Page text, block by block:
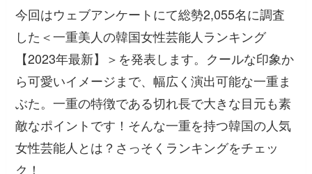
今回はウェブアンケートにて総勢2,055名に調査
した＜一重美人の韓国女性芸能人ランキング
【2023年最新】＞を発表します。クールな印象か
ら可愛いイメージまで、幅広く演出可能な一重ま
ぶた。一重の特徴である切れ長で大きな目元も素
敵なポイントです！そんな一重を持つ韓国の人気
女性芸能人とは？さっそくランキングをチェッ
ク！